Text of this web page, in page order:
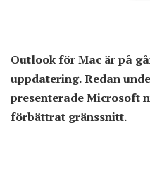
Outlook för Mac är på
uppdatering. Redan
presenterade Microsoft
förbättrat gränssnitt.